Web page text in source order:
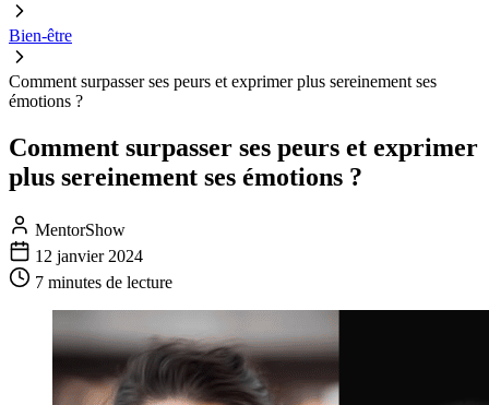
Bien-être
Comment surpasser ses peurs et exprimer plus sereinement ses
émotions ?
Comment surpasser ses peurs et exprimer
plus sereinement ses émotions ?
MentorShow
12 janvier 2024
7 minutes de lecture